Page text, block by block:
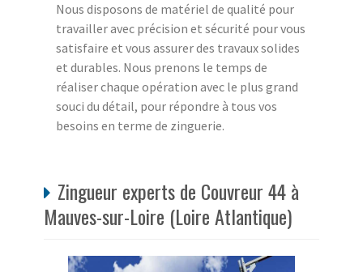
Nous disposons de matériel de qualité pour
travailler avec précision et sécurité pour vous
satisfaire et vous assurer des travaux solides
et durables. Nous prenons le temps de
réaliser chaque opération avec le plus grand
souci du détail, pour répondre à tous vos
besoins en terme de zinguerie.
Zingueur experts de Couvreur 44 à
Mauves-sur-Loire (Loire Atlantique)